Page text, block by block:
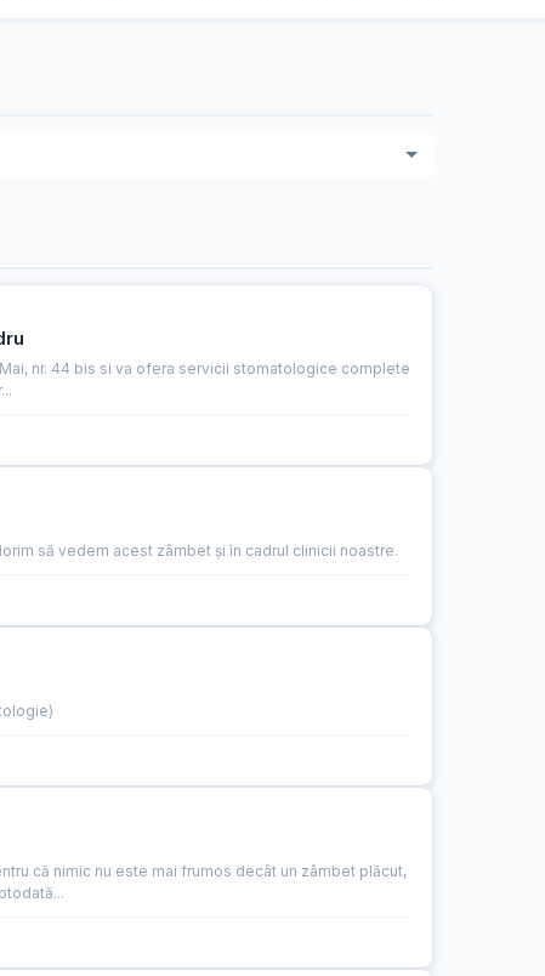
nr. 44 bis si va ofera servicii stomatologice complete
să vedem acest zâmbet și în cadrul clinicii noastre.
că nimic nu este mai frumos decât un zâmbet plăcut,